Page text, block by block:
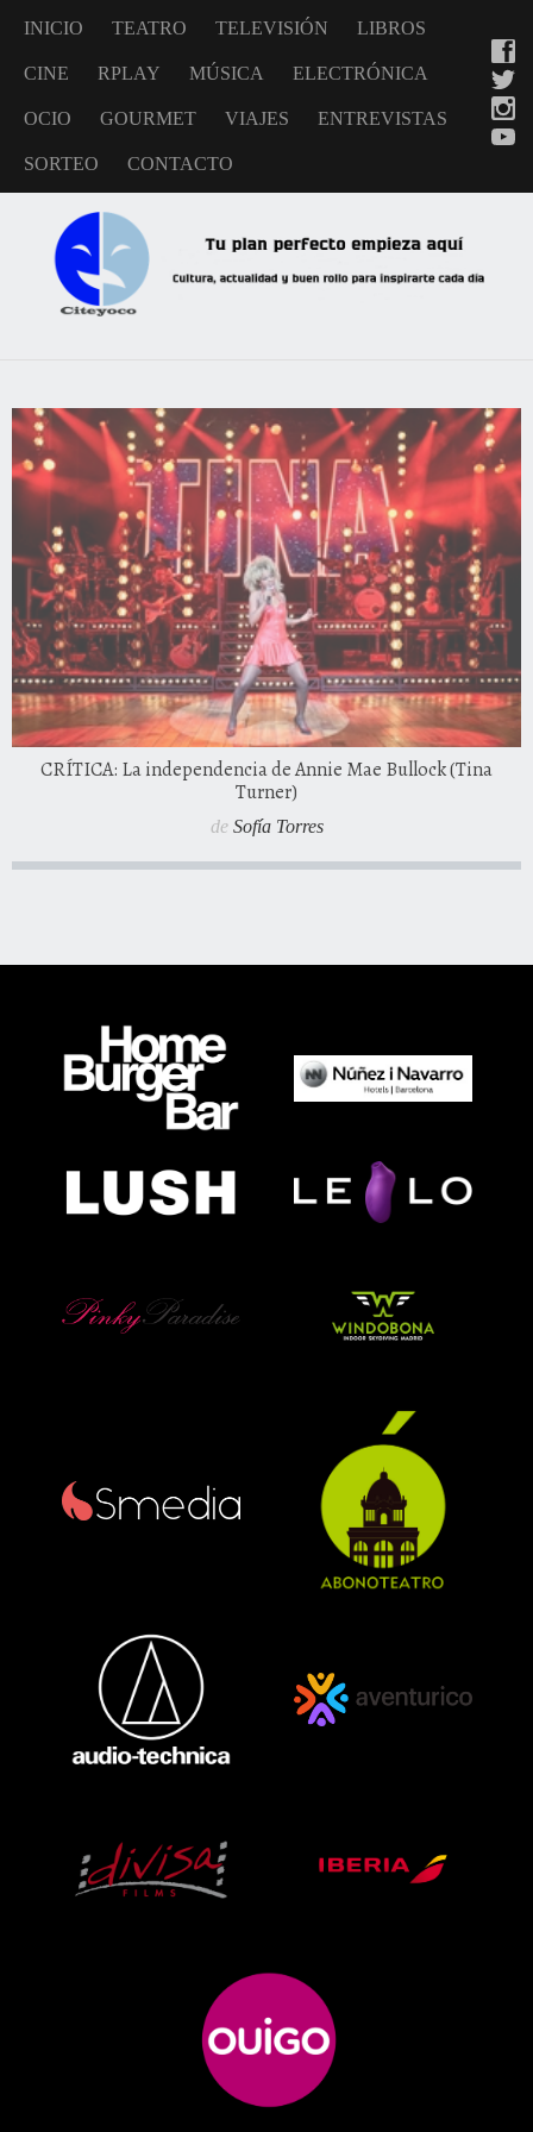
INICIO TEATRO TELEVISIÓN LIBROS
CINE RPLAY MÚSICA ELECTRÓNICA
OCIO GOURMET VIAJES ENTREVISTAS
SORTEO CONTACTO
CRÍTICA: La independencia de Annie Mae Bullock (Tina
Turner)
de Sofía Torres